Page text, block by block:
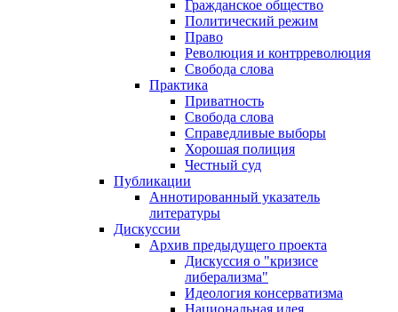
Гражданское общество
Политический режим
Право
Революция и контрреволюция
Свобода слова
Практика
Приватность
Свобода слова
Справедливые выборы
Хорошая полиция
Честный суд
Публикации
Аннотированный указатель
литературы
Дискуссии
Архив предыдущего проекта
Дискуссия о "кризисе
либерализма"
Идеология консерватизма
Национальная идея